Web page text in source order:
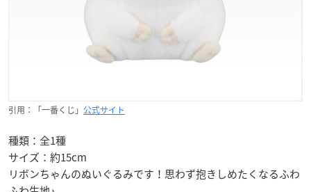
引用：「一番くじ」 公式サイト
種類：全1種
サイズ：約15cm
リボンちゃんのぬいぐるみです！思わず抱きしめたくなるふわ